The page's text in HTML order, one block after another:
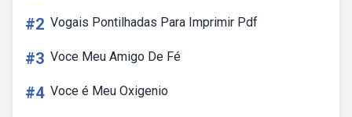
#2 Vogais Pontilhadas Para Imprimir Pdf
#3 Voce Meu Amigo De Fé
#4 Voce é Meu Oxigenio